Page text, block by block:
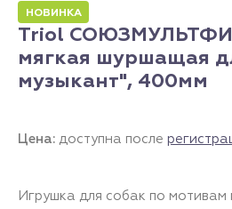
НОВИНКА
Triol
мягкая шуршащая
музыкант", 400мм
Цена: доступна после
Игрушка для собак по мотивам